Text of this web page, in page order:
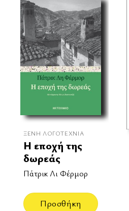
ΞΈΝΗ ΛΟΓΟΤΕΧΝΊΑ
Η εποχή της
δωρεάς
Πάτρικ Λι Φέρμορ
Προσθήκη